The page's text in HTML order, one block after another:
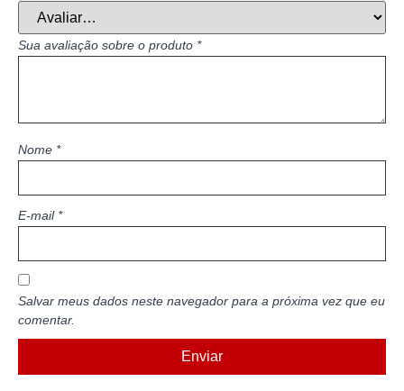
Sua avaliação sobre o produto *
Nome *
E-mail *
Salvar meus dados neste navegador para a próxima vez que eu
comentar.